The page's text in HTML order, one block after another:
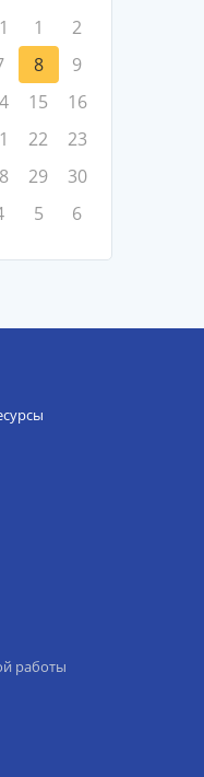
1
2
8
9
15
16
22
23
29
30
5 6
работы